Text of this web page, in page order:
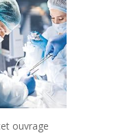
ouvrage